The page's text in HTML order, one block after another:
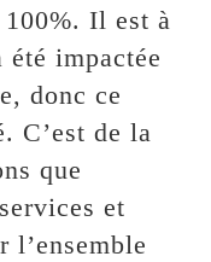
Il est à
été impactée
donc ce
C’est de la
que
et
l’ensemble